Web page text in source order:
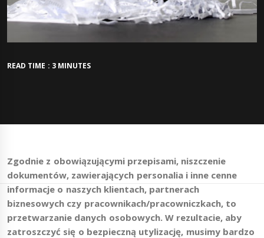
READ TIME : 3 MINUTES
Zgodnie z obowiązującymi przepisami, niszczenie
dokumentów, zawierających personalia i inne cenne
informacje o naszych klientach, partnerach
biznesowych czy pracownikach/pracowniczkach, to
przetwarzanie danych osobowych. W rezultacie, aby
zatroszczyć się o bezpieczną utylizację, musimy bardzo